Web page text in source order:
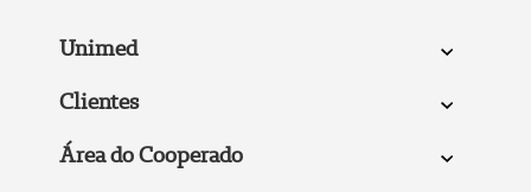
Unimed
Clientes
Área do Cooperado